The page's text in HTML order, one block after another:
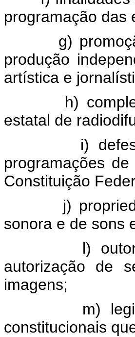
programação das
g) promoção
produção
artística e
h)
estatal de
i) defesa da
programações
Constituição
j) propriedade
sonora e de sons
l) outorga e
autorização de
imagens;
m)
constitucionais